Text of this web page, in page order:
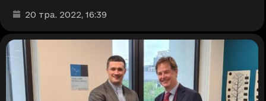
Дата та час публікації
20 тра. 2022, 16:39